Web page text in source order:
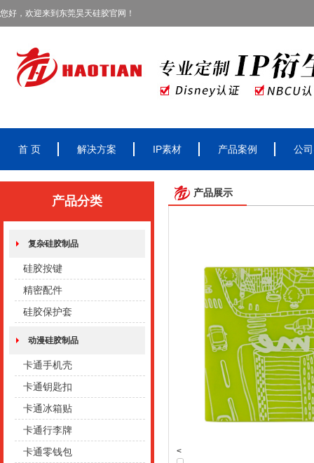
您好，欢迎来到东莞昊天硅胶官网！
首 页 解决方案 IP素材 产品案例 公
产品分类
复杂硅胶制品
硅胶按键
精密配件
硅胶保护套
动漫硅胶制品
卡通手机壳
卡通钥匙扣
卡通冰箱贴
卡通行李牌
卡通零钱包
产品展示
<